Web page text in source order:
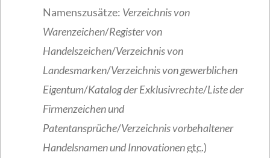
Namenszusätze: Verzeichnis von
Warenzeichen/Register von
Handelszeichen/Verzeichnis von
Landesmarken/Verzeichnis von gewerblichen
Eigentum/Katalog der Exklusivrechte/Liste der
Firmenzeichen und
Patentansprüche/Verzeichnis vorbehaltener
Handelsnamen und Innovationenetc.)